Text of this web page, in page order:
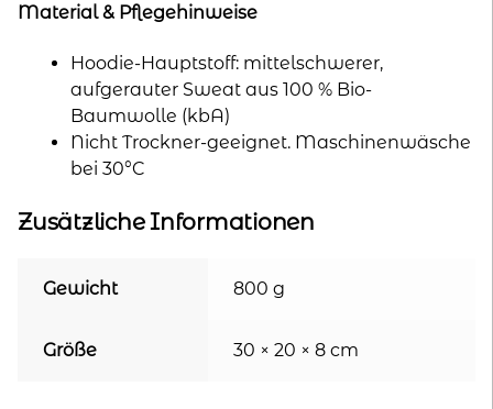
Material & Pflegehinweise
Hoodie-Hauptstoff: mittelschwerer,
aufgerauter Sweat aus 100 % Bio-
Baumwolle (kbA)
Nicht Trockner-geeignet. Maschinenwäsche
bei 30°C
Zusätzliche Informationen
Gewicht 800 g
Größe 30 × 20 × 8 cm